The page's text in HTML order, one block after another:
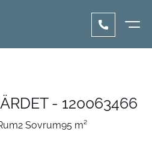
- 120063466
2 Sovrum95 m²